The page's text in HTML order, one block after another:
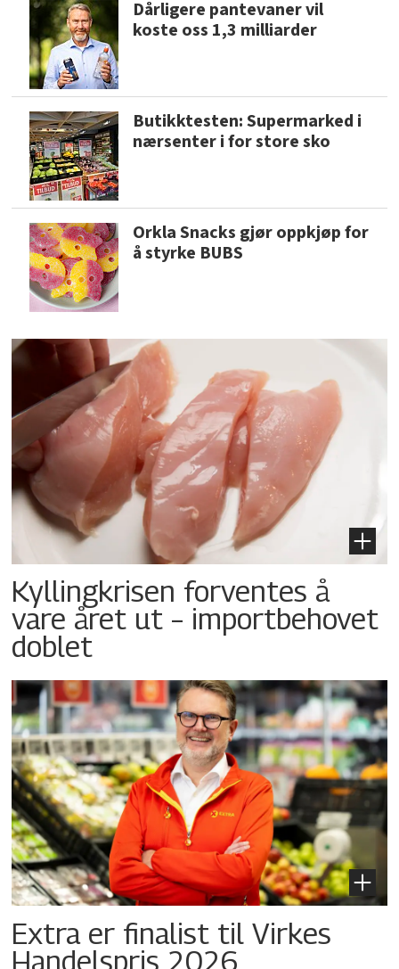
Dårligere pantevaner vil
koste oss 1,3 milliarder
Butikktesten: Supermarked i
nærsenter i for store sko
Orkla Snacks gjør oppkjøp for
å styrke BUBS
Kyllingkrisen forventes å
vare året ut – importbehovet
doblet
Extra er finalist til Virkes
Handelspris 2026